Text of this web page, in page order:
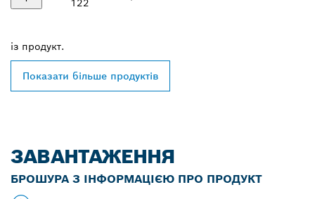
122
із продукт.
Показати більше продуктів
ЗАВАНТАЖЕННЯ
БРОШУРА З ІНФОРМАЦІЄЮ ПРО ПРОДУКТ